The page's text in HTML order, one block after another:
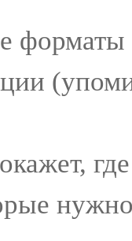
форматы